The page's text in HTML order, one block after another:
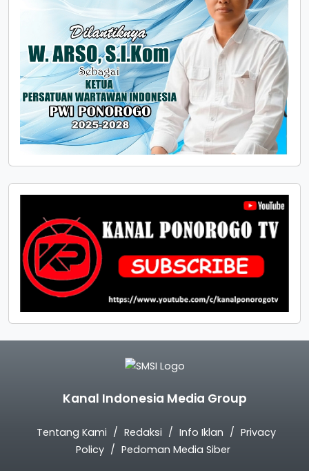
Kanal Indonesia Media Group
Tentang Kami Redaksi Info Iklan
Privacy
Policy
Pedoman Media Siber